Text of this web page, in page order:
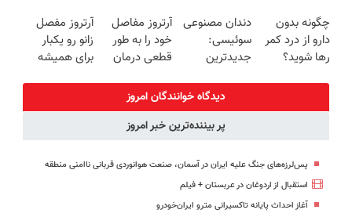
🔥 پرداخت
درب منزل
(پرسش‌نامه)
درمان کنی؟
((پرسش‌نامه))
برگردون
(40%off)
چگونه بدون
دارو از درد کمر
رها شوید؟
دندان مصنوعی
سوئیسی:
جدیدترین
سبک و مقاوم |
پرداخت قسطی
آرتروز مفاصل
خود را به طور
قطعی درمان
◗پرسش‌نامه◖
آرتروز مفصل
زانو رو یکبار
برای همیشه
دیدگاه خوانندگان امروز
پر بیننده‌ترین خبر امروز
پس‌لرزه‌های جنگ علیه ایران در آسمان، صنعت هوانوردی قربانی ناامنی منطقه
استقبال از اردوغان در عربستان + فیلم
آغاز احداث پایانه تاکسیرانی مترو ایران‌خودرو